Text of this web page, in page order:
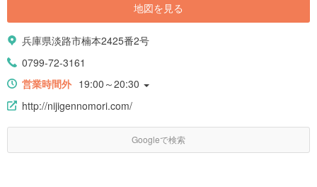
地図を見る
兵庫県淡路市楠本2425番2号
0799-72-3161
営業時間外 19:00～20:30
http://nijigennomori.com/
Googleで検索